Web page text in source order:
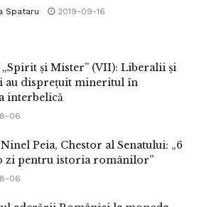
Spataru 2019-09-16
„Spirit și Mister” (VII): Liberalii și
au disprețuit mineritul în
interbelică
06
Peia, Chestor al Senatului: „6
zi pentru istoria românilor”
06